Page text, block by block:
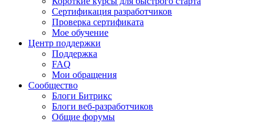
Сертификация разработчиков
Проверка сертификата
Мое обучение
Центр поддержки
Поддержка
FAQ
Мои обращения
Сообщество
Блоги Битрикс
Блоги веб-разработчиков
Общие форумы